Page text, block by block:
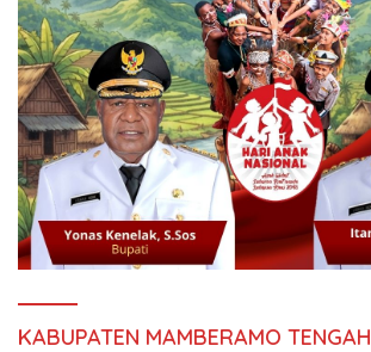
KABUPATEN MAMBERAMO TENGAH